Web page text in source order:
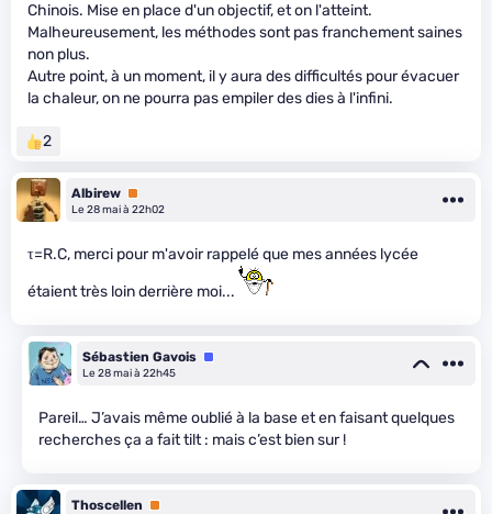
Chinois. Mise en place d'un objectif, et on l'atteint.
Malheureusement, les méthodes sont pas franchement saines
non plus.
Autre point, à un moment, il y aura des difficultés pour évacuer
la chaleur, on ne pourra pas empiler des dies à l'infini.
2
Albirew Premium
Le 28 mai à 22h02
τ=R.C, merci pour m'avoir rappelé que mes années lycée
étaient très loin derrière moi...
Sébastien Gavois Équipe
Le 28 mai à 22h45
Pareil… J’avais même oublié à la base et en faisant quelques
recherches ça a fait tilt : mais c’est bien sur !
Thoscellen Premium